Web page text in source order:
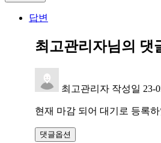
답변
최고관리자님의 댓
최고관리자 작성일 23-
현재 마감 되어 대기로 등록
댓글옵션